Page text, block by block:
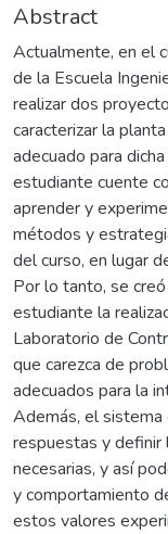
Abstract
Actualmente, en el
de la Escuela
realizar dos
caracterizar la
adecuado para
estudiante cuente
aprender y
métodos y
del curso, en lugar
Por lo tanto, se
estudiante la
Laboratorio de
que carezca de
adecuados para la
Además, el sistema
respuestas y
necesarias, y así
y comportamiento
estos valores